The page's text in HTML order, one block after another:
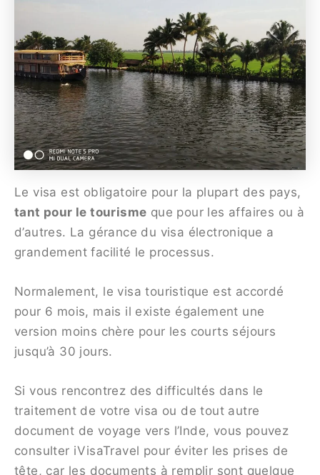
Le visa est obligatoire pour la plupart des pays,
tant pour le tourisme que pour les affaires ou à
d’autres. La gérance du visa électronique a
grandement facilité le processus.
Normalement, le visa touristique est accordé
pour 6 mois, mais il existe également une
version moins chère pour les courts séjours
jusqu’à 30 jours.
Si vous rencontrez des difficultés dans le
traitement de votre visa ou de tout autre
document de voyage vers l’Inde, vous pouvez
consulter iVisaTravel pour éviter les prises de
tête, car les documents à remplir sont quelque